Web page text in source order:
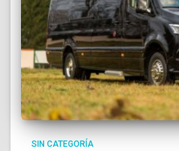
SIN CATEGORÍA